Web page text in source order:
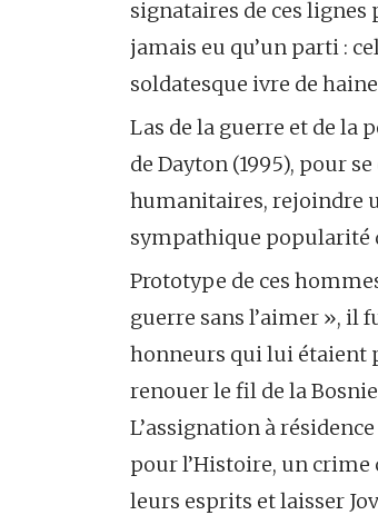
signataires de ces lignes
jamais eu qu’un parti :
soldatesque ivre de
Las de la guerre et de la
de Dayton (1995), pour
humanitaires, rejoindre
sympathique popularité
Prototype de ces
guerre sans l’aimer », il
honneurs qui lui étaient
renouer le fil de la
L’assignation à
pour l’Histoire, un crime
leurs esprits et laisser